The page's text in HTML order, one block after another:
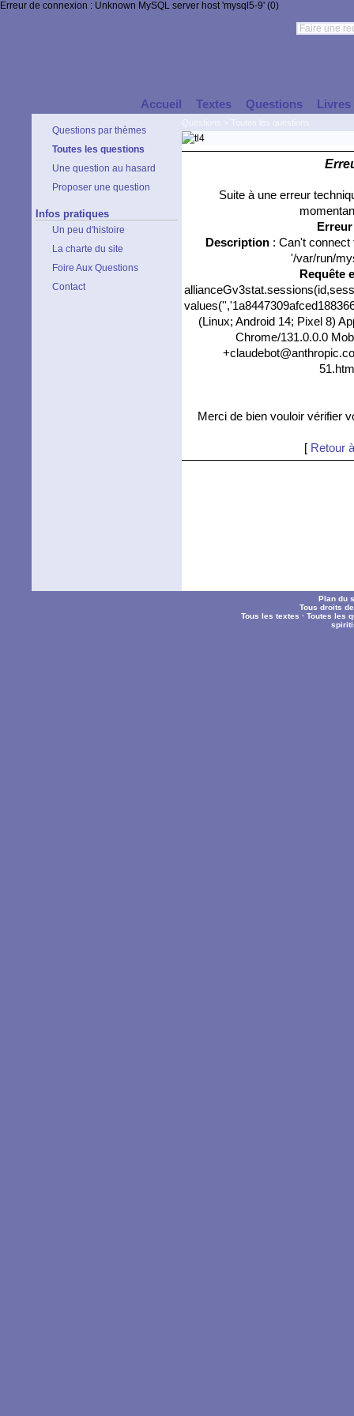
Erreur de connexion : Unknown MySQL server host 'mysql5-9' (0)
Accueil Textes Questions Livres
Questions par thèmes
Toutes les questions
Une question au hasard
Proposer une question
Infos pratiques
Un peu d'histoire
La charte du site
Foire Aux Questions
Contact
Suite à une erreur
Description: Can't connect
'/var/run/
Requête
(Linux; Android 14; Pixel 8)
Chrome/131.0.0.0
Merci de bien vouloir vérifier
[ Retour
Plan du
Tous droits
Tous les textes ·Toutes les